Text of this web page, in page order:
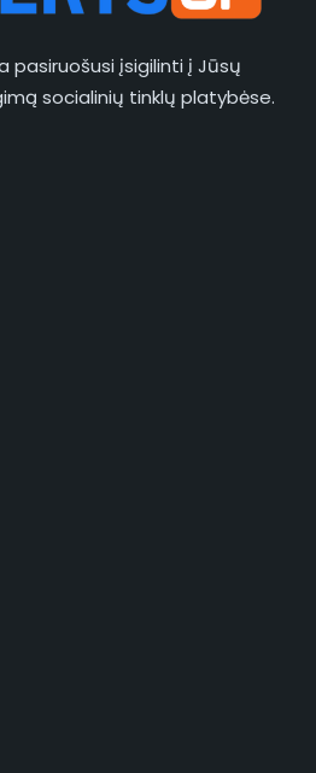
pasiruošusi įsigilinti į Jūsų
socialinių tinklų platybėse.